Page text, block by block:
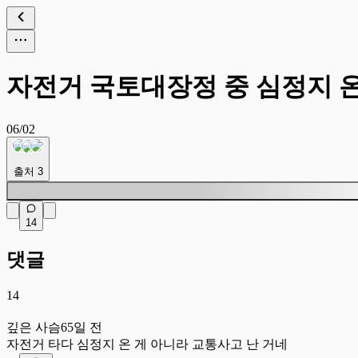
자전거 국토대장정 중 심정지
06/02
출처 3
14
댓글
14
깊은 사슴65일 전
자전거 타다 심정지 온 게 아니라 교통사고 난 거네